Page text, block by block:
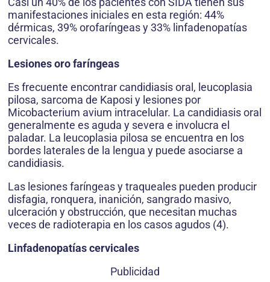
manifestaciones iniciales en esta región: 44%
dérmicas, 39% orofaríngeas y 33% linfadenopatías
cervicales.
Lesiones oro faríngeas
Es frecuente encontrar candidiasis oral, leucoplasia
pilosa, sarcoma de Kaposi y lesiones por
Micobacterium avium intracelular. La candidiasis oral
generalmente es aguda y severa e involucra el
paladar. La leucoplasia pilosa se encuentra en los
bordes laterales de la lengua y puede asociarse a
candidiasis.
Las lesiones faríngeas y traqueales pueden producir
disfagia, ronquera, inanición, sangrado masivo,
ulceración y obstrucción, que necesitan muchas
veces de radioterapia en los casos agudos (4).
Linfadenopatías cervicales
Publicidad